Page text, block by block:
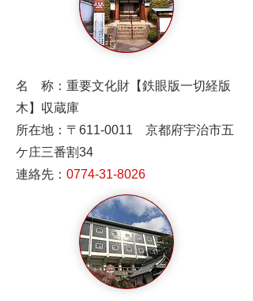
名 称：重要文化財【鉄眼版一切経版
木】収蔵庫
所在地：〒611-0011 京都府宇治市五
ケ庄三番割34
連絡先： 0774-31-8026